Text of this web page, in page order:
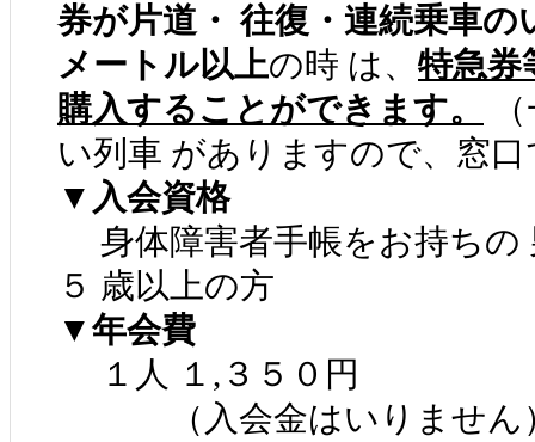
券が片道・ 往復・連続乗車
メートル以上の時 は、 特急券
購入することができます。
い列車 がありますので、窓
▼入会資格
身体障害者手帳をお持ちの
５ 歳以上の方
▼年会費
１人 １,３５０円
（入会金はいりません